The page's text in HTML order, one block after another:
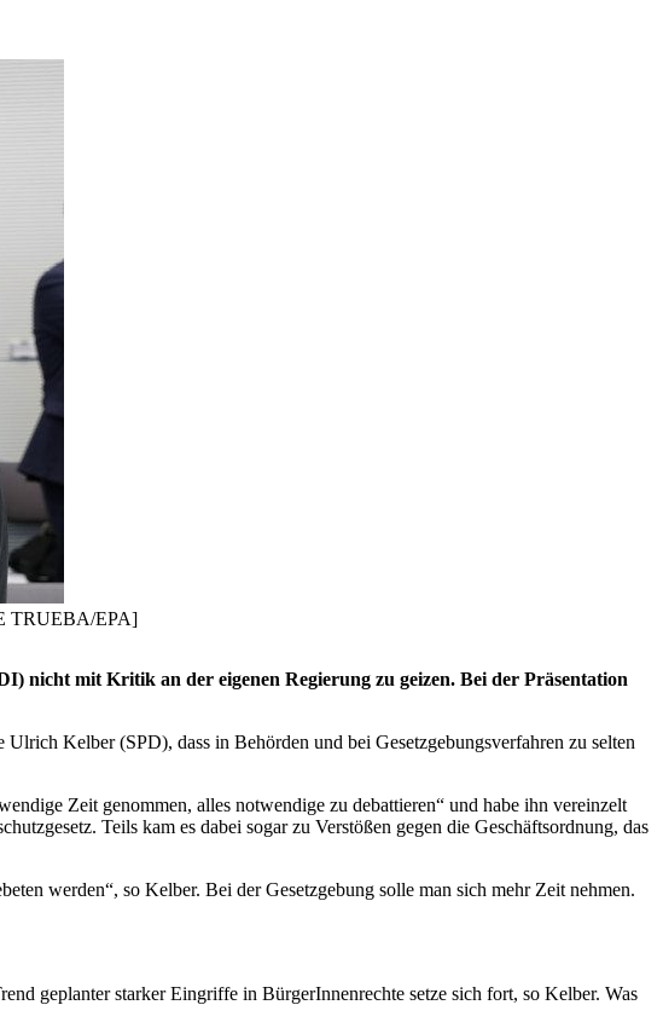
TRUEBA/EPA]
nicht mit Kritik an der eigenen Regierung zu geizen. Bei der Präsentation
Kelber (SPD), dass in Behörden und bei Gesetzgebungsverfahren zu selten
Zeit genommen, alles notwendige zu debattieren“ und habe ihn vereinzelt
Teils kam es dabei sogar zu Verstößen gegen die Geschäftsordnung, das
werden“, so Kelber. Bei der Gesetzgebung solle man sich mehr Zeit nehmen.
geplanter starker Eingriffe in BürgerInnenrechte setze sich fort, so Kelber. Was